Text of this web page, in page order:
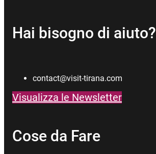
Hai bisogno di aiuto?
contact@visit-tirana.com
Visualizza le Newsletter
Cose da Fare